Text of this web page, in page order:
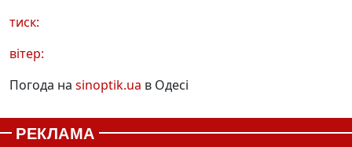
тиск:
вітер:
Погода на sinoptik.ua в Одесі
РЕКЛАМА